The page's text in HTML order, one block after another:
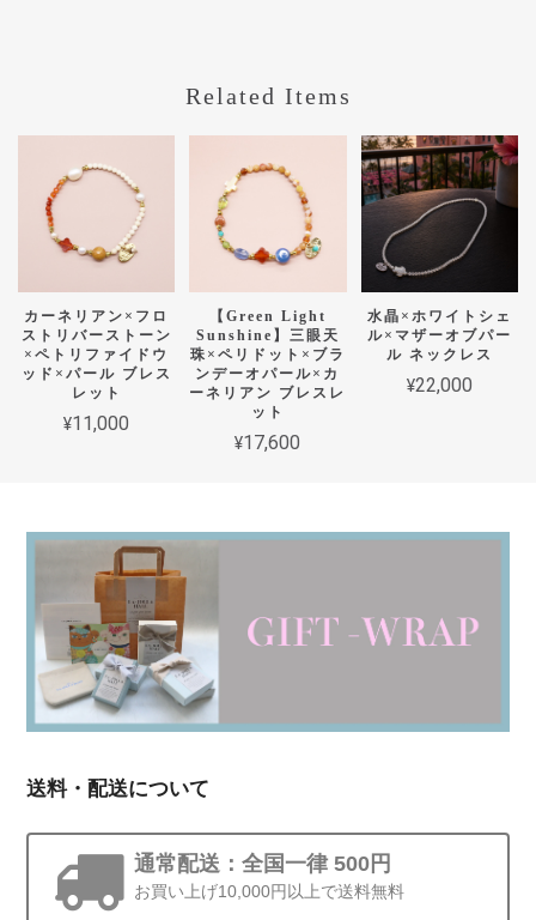
Related Items
カーネリアン×フロ
ストリバーストーン
×ペトリファイドウ
ッド×パール ブレス
レット
¥11,000
【Green Light
Sunshine】三眼天
珠×ペリドット×ブラ
ンデーオパール×カ
ーネリアン ブレスレ
ット
¥17,600
水晶×ホワイトシェ
ル×マザーオブパー
ル ネックレス
¥22,000
送料・配送について
通常配送：全国一律 500円
お買い上げ10,000円以上で送料無料